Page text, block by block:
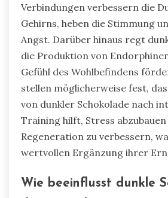
Verbindungen verbessern die
Gehirns, heben die Stimmung
Angst. Darüber hinaus regt
die Produktion von
Gefühl des Wohlbefindens
stellen möglicherweise fest,
von dunkler Schokolade nach
Training hilft, Stress
Regeneration zu verbessern,
wertvollen Ergänzung ihrer
Wie beeinflusst dunkle